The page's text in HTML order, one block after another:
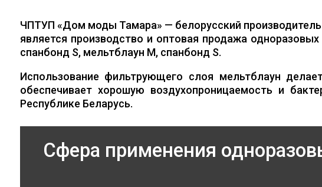
ЧПТУП «Дом моды Тамара» — белорусский
является производство и оптовая продажа
спанбонд S, мельтблаун M, спанбонд S.
Использование фильтрующего слоя мельтблаун
обеспечивает хорошую воздухопроницаемость и
Республике Беларусь.
Сфера применения